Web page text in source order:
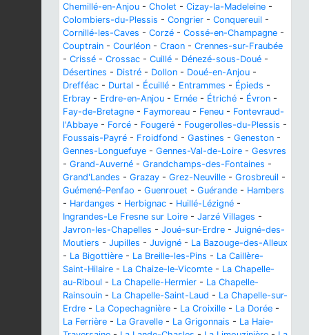
Chemillé-en-Anjou - Cholet - Cizay-la-Madeleine -
Colombiers-du-Plessis - Congrier - Conquereuil -
Cornillé-les-Caves - Corzé - Cossé-en-Champagne -
Couptrain - Courléon - Craon - Crennes-sur-Fraubée
- Crissé - Crossac - Cuillé - Dénezé-sous-Doué -
Désertines - Distré - Dollon - Doué-en-Anjou -
Drefféac - Durtal - Écuillé - Entrammes - Épieds -
Erbray - Erdre-en-Anjou - Ernée - Étriché - Évron -
Fay-de-Bretagne - Faymoreau - Feneu - Fontevraud-
l'Abbaye - Forcé - Fougeré - Fougerolles-du-Plessis -
Foussais-Payré - Froidfond - Gastines - Geneston -
Gennes-Longuefuye - Gennes-Val-de-Loire - Gesvres
- Grand-Auverné - Grandchamps-des-Fontaines -
Grand'Landes - Grazay - Grez-Neuville - Grosbreuil -
Guémené-Penfao - Guenrouet - Guérande - Hambers
- Hardanges - Herbignac - Huillé-Lézigné -
Ingrandes-Le Fresne sur Loire - Jarzé Villages -
Javron-les-Chapelles - Joué-sur-Erdre - Juigné-des-
Moutiers - Jupilles - Juvigné - La Bazouge-des-Alleux
- La Bigottière - La Breille-les-Pins - La Caillère-
Saint-Hilaire - La Chaize-le-Vicomte - La Chapelle-
au-Riboul - La Chapelle-Hermier - La Chapelle-
Rainsouin - La Chapelle-Saint-Laud - La Chapelle-sur-
Erdre - La Copechagnière - La Croixille - La Dorée -
La Ferrière - La Gravelle - La Grigonnais - La Haie-